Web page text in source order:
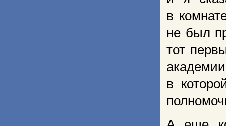
в
не был
тот
в